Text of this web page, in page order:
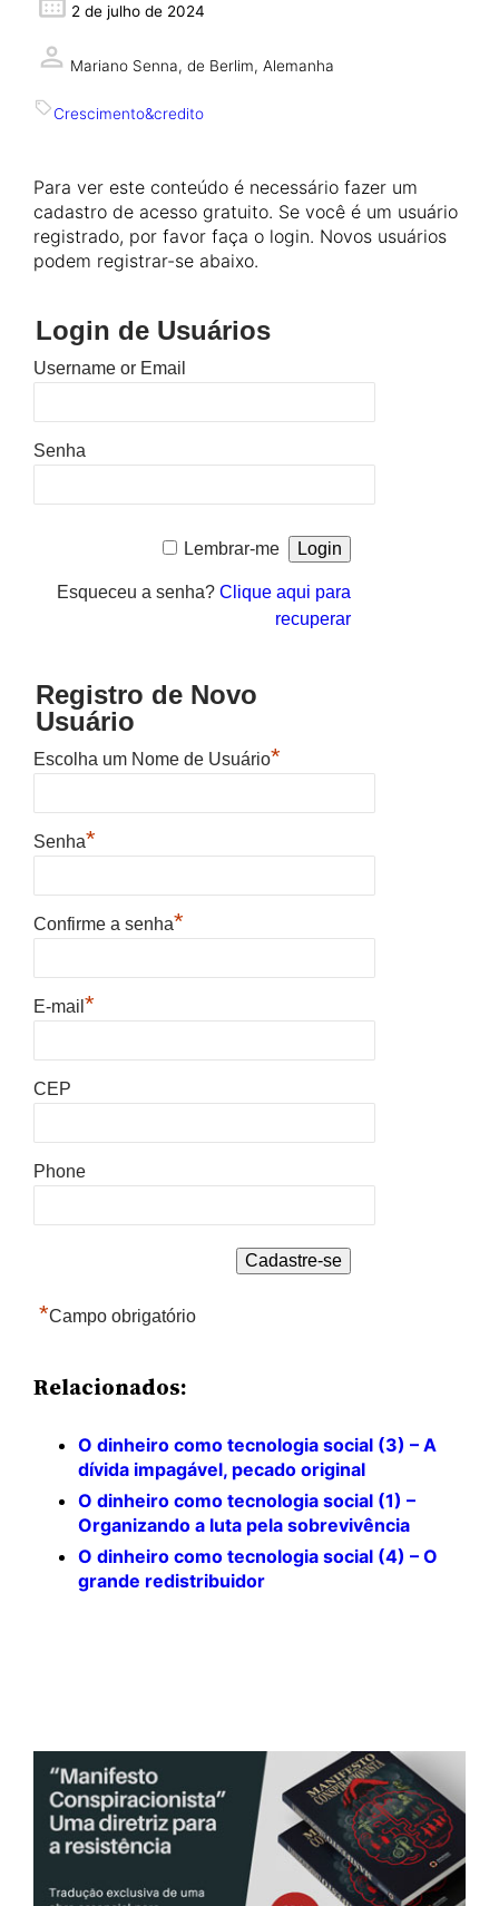
2 de julho de 2024
Mariano Senna, de Berlim, Alemanha
Crescimento&credito
Para ver este conteúdo é necessário fazer um
cadastro de acesso gratuito. Se você é um usuário
registrado, por favor faça o login. Novos usuários
podem registrar-se abaixo.
Login de Usuários
Username or Email
Senha
Lembrar-me
Esqueceu a senha? Clique aqui para
recuperar
Registro de Novo
Usuário
Escolha um Nome de Usuário*
Senha*
Confirme a senha*
E-mail *
CEP
Phone
*Campo obrigatório
Relacionados:
O dinheiro como tecnologia social (3) – A
dívida impagável, pecado original
O dinheiro como tecnologia social (1) –
Organizando a luta pela sobrevivência
O dinheiro como tecnologia social (4) – O
grande redistribuidor